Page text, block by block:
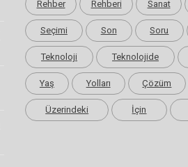
Rehber Rehberi Sanat
Seçimi Son Soru
Teknoloji Teknolojide
Yaş Yolları Çözüm
Üzerindeki İçin